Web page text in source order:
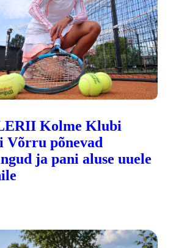
Kolme Klubi
Võrru põnevad
ja pani aluse uuele